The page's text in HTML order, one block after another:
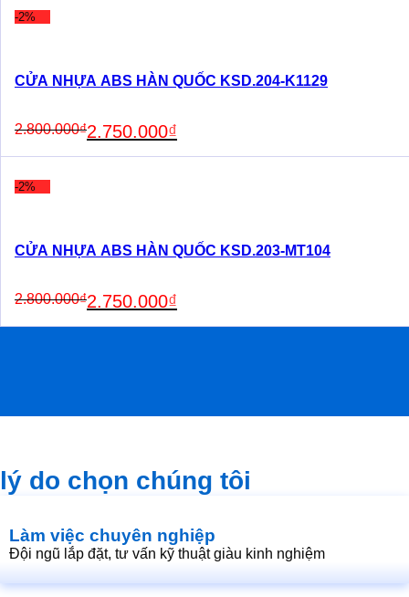
-2%
CỬA NHỰA ABS HÀN QUỐC KSD.204-K1129
2.800.000₫
price
was:
2.750.000₫
price
is:
-2%
CỬA NHỰA ABS HÀN QUỐC KSD.203-MT104
2.800.000₫
price
was:
2.750.000₫
price
is:
lý do chọn chúng tôi
Làm việc chuyên nghiệp
Đội ngũ lắp đặt, tư vấn kỹ thuật giàu kinh nghiệm